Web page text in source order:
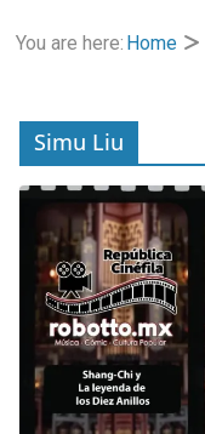
You are here: Home
Simu Liu